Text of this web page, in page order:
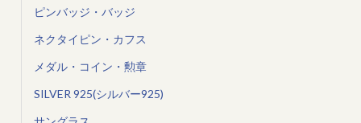
ピンバッジ・バッジ
ネクタイピン・カフス
メダル・コイン・勲章
SILVER 925(シルバー925)